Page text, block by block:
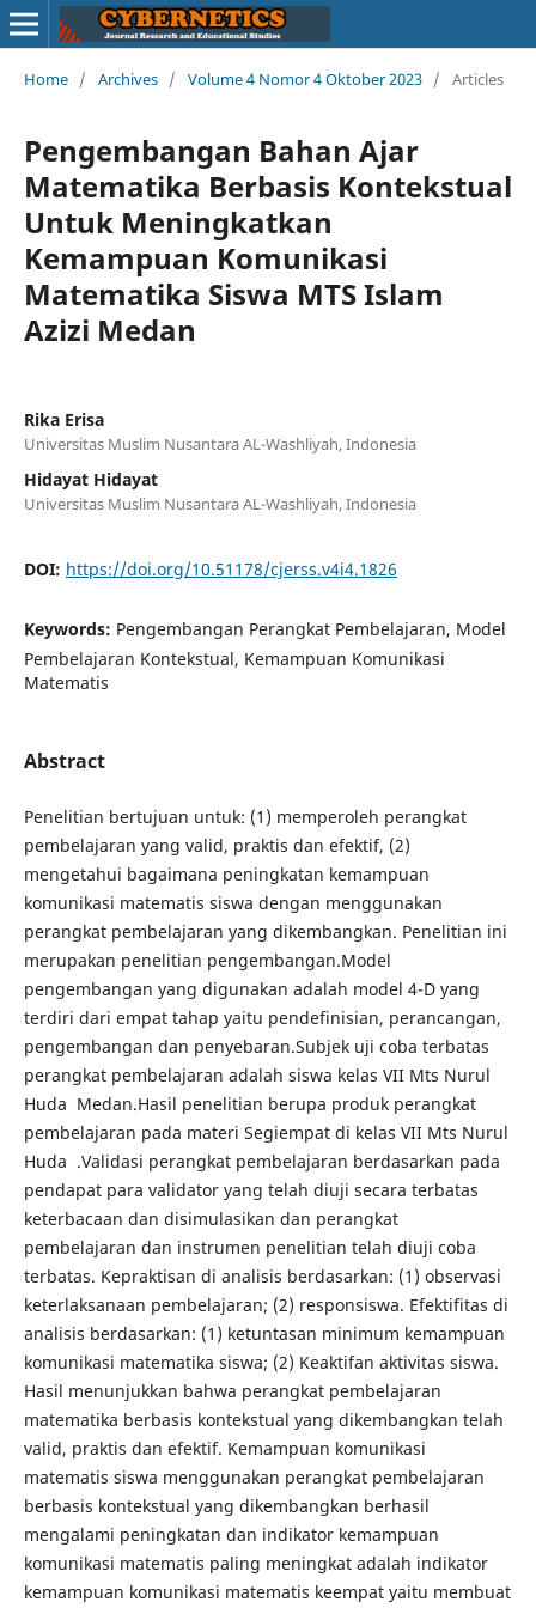
Home / Archives / Volume 4 Nomor 4 Oktober 2023 / Articles
Pengembangan Bahan Ajar
Matematika Berbasis Kontekstual
Untuk Meningkatkan
Kemampuan Komunikasi
Matematika Siswa MTS Islam
Azizi Medan
Rika Erisa
Universitas Muslim Nusantara AL-Washliyah, Indonesia
Hidayat Hidayat
Universitas Muslim Nusantara AL-Washliyah, Indonesia
DOI: https://doi.org/10.51178/cjerss.v4i4.1826
Keywords: Pengembangan Perangkat Pembelajaran, Model
Pembelajaran Kontekstual, Kemampuan Komunikasi
Matematis
Abstract
Penelitian bertujuan untuk: (1) memperoleh perangkat
pembelajaran yang valid, praktis dan efektif, (2)
mengetahui bagaimana peningkatan kemampuan
komunikasi matematis siswa dengan menggunakan
perangkat pembelajaran yang dikembangkan. Penelitian ini
merupakan penelitian pengembangan.Model
pengembangan yang digunakan adalah model 4-D yang
terdiri dari empat tahap yaitu pendefinisian, perancangan,
pengembangan dan penyebaran.Subjek uji coba terbatas
perangkat pembelajaran adalah siswa kelas VII Mts Nurul
Huda Medan.Hasil penelitian berupa produk perangkat
pembelajaran pada materi Segiempat di kelas VII Mts Nurul
Huda .Validasi perangkat pembelajaran berdasarkan pada
pendapat para validator yang telah diuji secara terbatas
keterbacaan dan disimulasikan dan perangkat
pembelajaran dan instrumen penelitian telah diuji coba
terbatas. Kepraktisan di analisis berdasarkan: (1) observasi
keterlaksanaan pembelajaran; (2) responsiswa. Efektifitas di
analisis berdasarkan: (1) ketuntasan minimum kemampuan
komunikasi matematika siswa; (2) Keaktifan aktivitas siswa.
Hasil menunjukkan bahwa perangkat pembelajaran
matematika berbasis kontekstual yang dikembangkan telah
valid, praktis dan efektif. Kemampuan komunikasi
matematis siswa menggunakan perangkat pembelajaran
berbasis kontekstual yang dikembangkan berhasil
mengalami peningkatan dan indikator kemampuan
komunikasi matematis paling meningkat adalah indikator
kemampuan komunikasi matematis keempat yaitu membuat